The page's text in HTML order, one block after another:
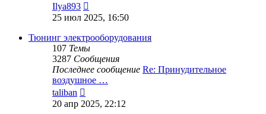
Ilya893
к
последнему
сообщению
25 июл 2025, 16:50
Тюнинг электрооборудования
107 Темы
3287 Сообщения
Последнее сообщение Re: Принудительное
воздушное …
taliban
к
последнему
20 апр 2025, 22:12